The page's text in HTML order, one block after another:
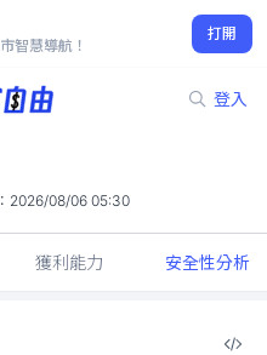
智慧導航！
打開
登入
2026/08/06 05:30
獲利能力 安全性分析